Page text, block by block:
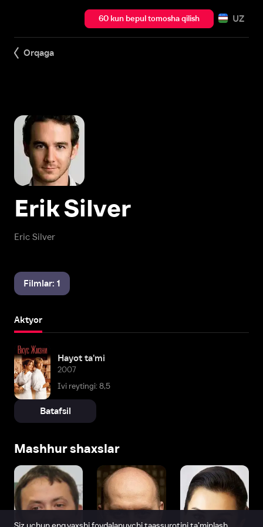
60 kun bepul tomosha qilish UZ
Orqaga
Eric Silver
Erik Silver
Filmlar: 1
Aktyor
Hayot ta'mi
2007
Ivi reytingi: 8,5
Batafsil
Mashhur shaxslar